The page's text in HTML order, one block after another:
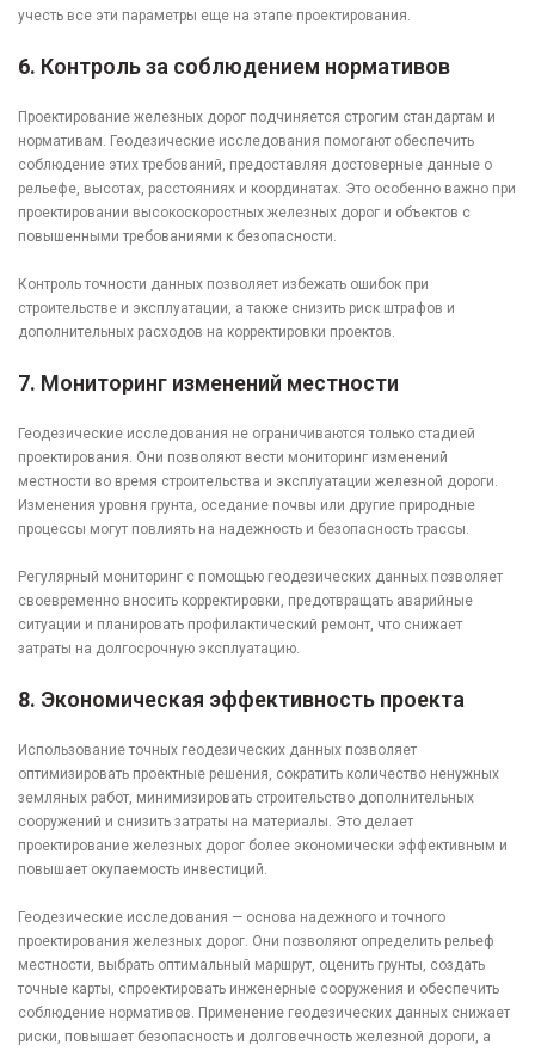
учесть все эти параметры еще на этапе проектирования.
6. Контроль за соблюдением нормативов
Проектирование железных дорог подчиняется строгим стандартам и
нормативам. Геодезические исследования помогают обеспечить
соблюдение этих требований, предоставляя достоверные данные о
рельефе, высотах, расстояниях и координатах. Это особенно важно при
проектировании высокоскоростных железных дорог и объектов с
повышенными требованиями к безопасности.
Контроль точности данных позволяет избежать ошибок при
строительстве и эксплуатации, а также снизить риск штрафов и
дополнительных расходов на корректировки проектов.
7. Мониторинг изменений местности
Геодезические исследования не ограничиваются только стадией
проектирования. Они позволяют вести мониторинг изменений
местности во время строительства и эксплуатации железной дороги.
Изменения уровня грунта, оседание почвы или другие природные
процессы могут повлиять на надежность и безопасность трассы.
Регулярный мониторинг с помощью геодезических данных позволяет
своевременно вносить корректировки, предотвращать аварийные
ситуации и планировать профилактический ремонт, что снижает
затраты на долгосрочную эксплуатацию.
8. Экономическая эффективность проекта
Использование точных геодезических данных позволяет
оптимизировать проектные решения, сократить количество ненужных
земляных работ, минимизировать строительство дополнительных
сооружений и снизить затраты на материалы. Это делает
проектирование железных дорог более экономически эффективным и
повышает окупаемость инвестиций.
Геодезические исследования — основа надежного и точного
проектирования железных дорог. Они позволяют определить рельеф
местности, выбрать оптимальный маршрут, оценить грунты, создать
точные карты, спроектировать инженерные сооружения и обеспечить
соблюдение нормативов. Применение геодезических данных снижает
риски, повышает безопасность и долговечность железной дороги, а